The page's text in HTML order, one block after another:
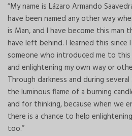
“My name is Lázaro Armando
have been named any other way
is Man, and I have become this
have left behind. I learned this since
someone who introduced me to
and enlightening my own way or
Through darkness and during
the luminous flame of a burning
and for thinking, because when we
there is a chance to help
too.”